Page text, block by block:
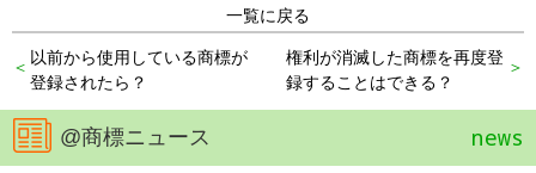
一覧に戻る
権利が消滅した商標を再度登
録することはできる？
以前から使用している商標が
登録されたら？
@商標ニュース news